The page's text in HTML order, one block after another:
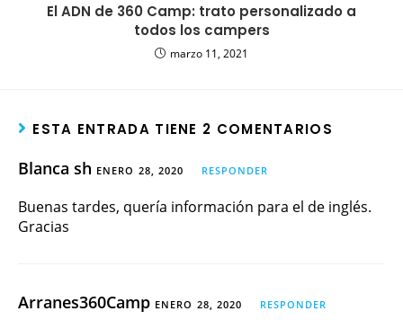
El ADN de 360 Camp: trato personalizado a
todos los campers
marzo 11, 2021
ESTA ENTRADA TIENE 2 COMENTARIOS
Blanca sh ENERO 28, 2020 RESPONDER
Buenas tardes, quería información para el de inglés.
Gracias
Arranes360Camp ENERO 28, 2020 RESPONDER